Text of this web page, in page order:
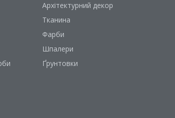
Архітектурний декор
Тканина
Фарби
Шпалери
Ґрунтовки